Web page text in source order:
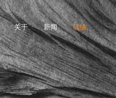
关于 新闻 联络